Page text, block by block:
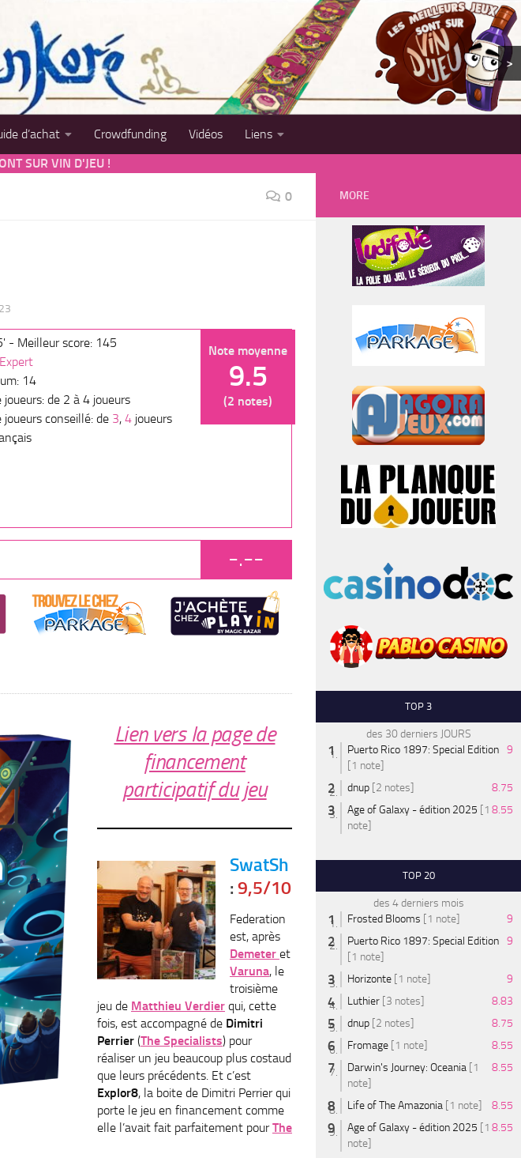
>
d’achat Crowdfunding Vidéos
Liens
SUR VIN D'JEU !
0
Note moyenne
9.5
(2 notes)
- Meilleur score: 145
Expert
14
joueurs: de 2 à 4 joueurs
joueurs conseillé: de 3, 4 joueurs
-.--
Lien vers la page de
financement
participatif du jeu
SwatSh
: 9,5/10
Federation
est, après
Demeter et
Varuna, le
troisième
jeu de Matthieu Verdier qui, cette
fois, est accompagné de Dimitri
Perrier (The Specialists) pour
réaliser un jeu beaucoup plus costaud
que leurs précédents. Et c’est
Explor8, la boite de Dimitri Perrier qui
porte le jeu en financement comme
elle l’avait fait parfaitement pourThe
MORE
TOP 3
des 30 derniers JOURS
Puerto Rico 1897: Special Edition
[1 note]
9
dnup [2 notes]
8.75
Age of Galaxy - édition 2025 [1
note]
8.55
TOP 20
des 4 derniers mois
Frosted Blooms [1 note]
9
Puerto Rico 1897: Special Edition
[1 note]
9
Horizonte [1 note]
9
Luthier [3 notes]
8.83
dnup [2 notes]
8.75
Fromage [1 note]
8.55
Darwin's Journey: Oceania [1
note]
8.55
Life of The Amazonia [1 note]
8.55
Age of Galaxy - édition 2025 [1
note]
8.55